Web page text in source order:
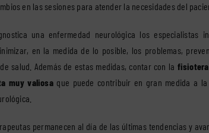
en las sesiones para atender la necesidades del
una enfermedad neurológica los especialistas
en la medida de lo posible, los problemas,
salud. Además de estas medidas, contar con la
muy valiosaque puede contribuir en gran medida a
permanecen al día de las últimas tendencias y